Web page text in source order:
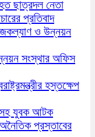
ছাত্রদল নেতা
প্রতিবাদ
ও উন্নয়ন
সংস্থার অফিস
হস্তক্ষেপ
যুবক আটক
অনৈতিক প্রস্তাবের